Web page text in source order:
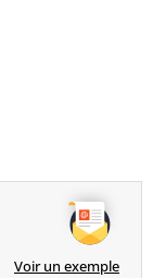
Voir un exemple